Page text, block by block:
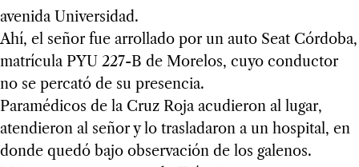
avenida Universidad.
Ahí, el señor fue arrollado por un auto Seat Córdoba,
matrícula PYU 227-B de Morelos, cuyo conductor
no se percató de su presencia.
Paramédicos de la Cruz Roja acudieron al lugar,
atendieron al señor y lo trasladaron a un hospital, en
donde quedó bajo observación de los galenos.